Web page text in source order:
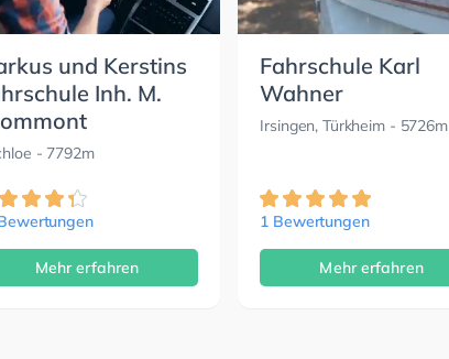
und Kerstins
Inh. M.
- 7792m
Mehr erfahren
Fahrschule Karl
Wahner
Irsingen, Türkheim- 5726m
1 Bewertungen
Mehr erfahren